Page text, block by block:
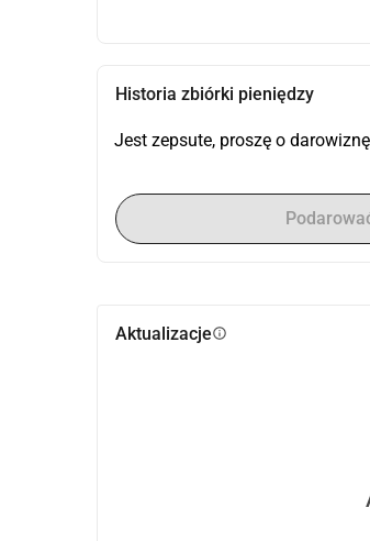
Historia zbiórki pieniędzy
Jest zepsute, proszę o darowiznę
Aktualizacjeinfo